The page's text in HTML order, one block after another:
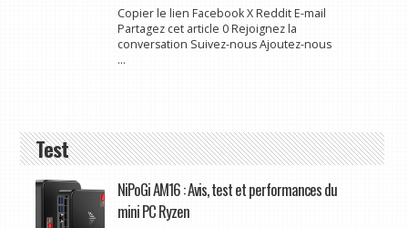
Copier le lien Facebook X Reddit E-mail
Partagez cet article 0 Rejoignez la
conversation Suivez-nous Ajoutez-nous
...
Test
NiPoGi AM16 : Avis, test et performances du
mini PC Ryzen